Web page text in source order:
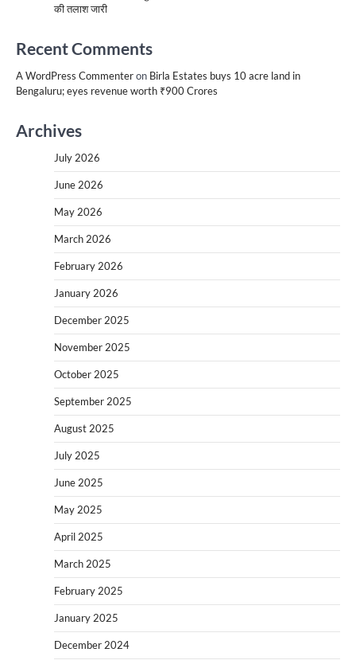
की तलाश जारी
Recent Comments
A WordPress Commenteron Birla Estates buys 10 acre land in
Bengaluru; eyes revenue worth ₹900 Crores
Archives
July 2026
June 2026
May 2026
March 2026
February 2026
January 2026
December 2025
November 2025
October 2025
September 2025
August 2025
July 2025
June 2025
May 2025
April 2025
March 2025
February 2025
January 2025
December 2024